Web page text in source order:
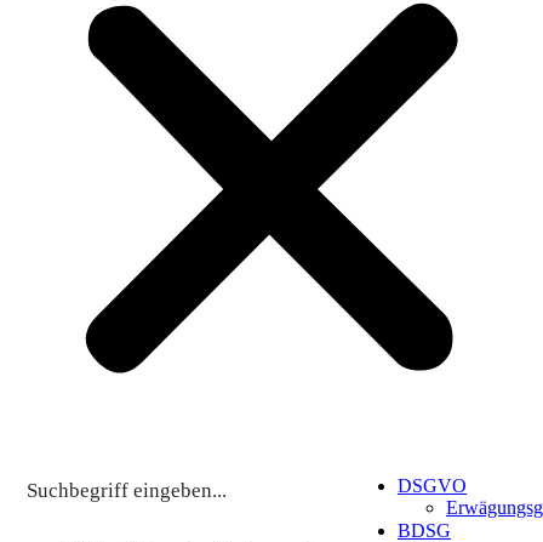
DSGVO
BDSG